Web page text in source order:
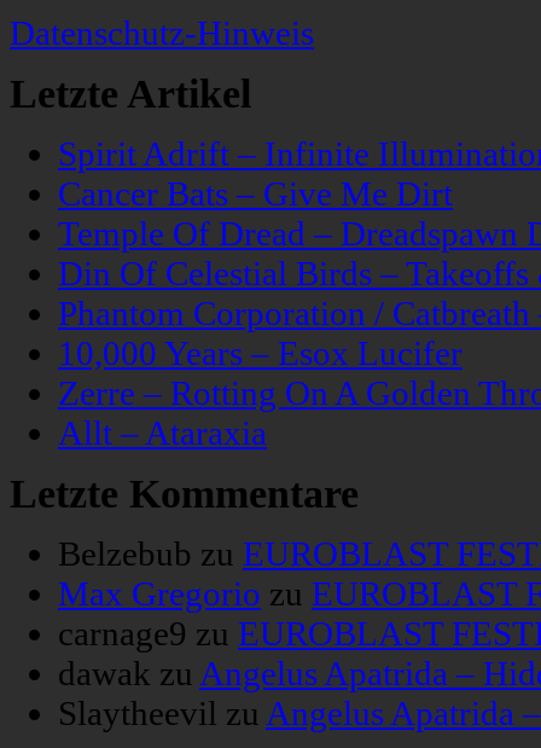
Datenschutz-Hinweis
Letzte Artikel
Spirit Adrift – Infinite
Cancer Bats – Give Me Dirt
Temple Of Dread – Dreadspawn
Din Of Celestial Birds –
Phantom Corporation /
10,000 Years – Esox Lucifer
Zerre – Rotting On A Golden
Allt – Ataraxia
Letzte Kommentare
Belzebub zu EUROBLAST
Max Gregorio zu EUROBLAST
carnage9 zu EUROBLAST
dawak zu Angelus Apatrida –
Slaytheevil zu Angelus Apatrida